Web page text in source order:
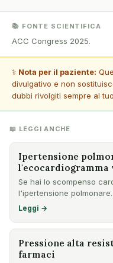
📚 FONTE SCIENTIFICA
ACC Congress 2025.
⚕️ Nota per il paziente:
divulgativo e non
dubbi rivolgiti sempre al
📖 LEGGI ANCHE
Ipertensione
Se hai lo scompenso
l'ipertensione
l'ecoc…
Leggi →
Pressione alta
farmaci